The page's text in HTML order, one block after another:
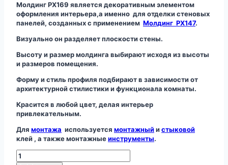
Молдинг PX169 является декоративным элементом
оформления интерьера,а именно для отделки стеновых
панелей, созданных с применением Молдинг РХ147.
Визуально он разделяет плоскости стены.
Высоту и размер молдинга выбирают исходя из высоты
и размеров помещения.
Форму и стиль профиля подбирают в зависимости от
архитектурной стилистики и функционала комнаты.
Красится в любой цвет, делая интерьер
привлекательным.
Для монтажа используется монтажныйистыковой
клей , а также монтажныеинструменты.
Молдинг
PX169